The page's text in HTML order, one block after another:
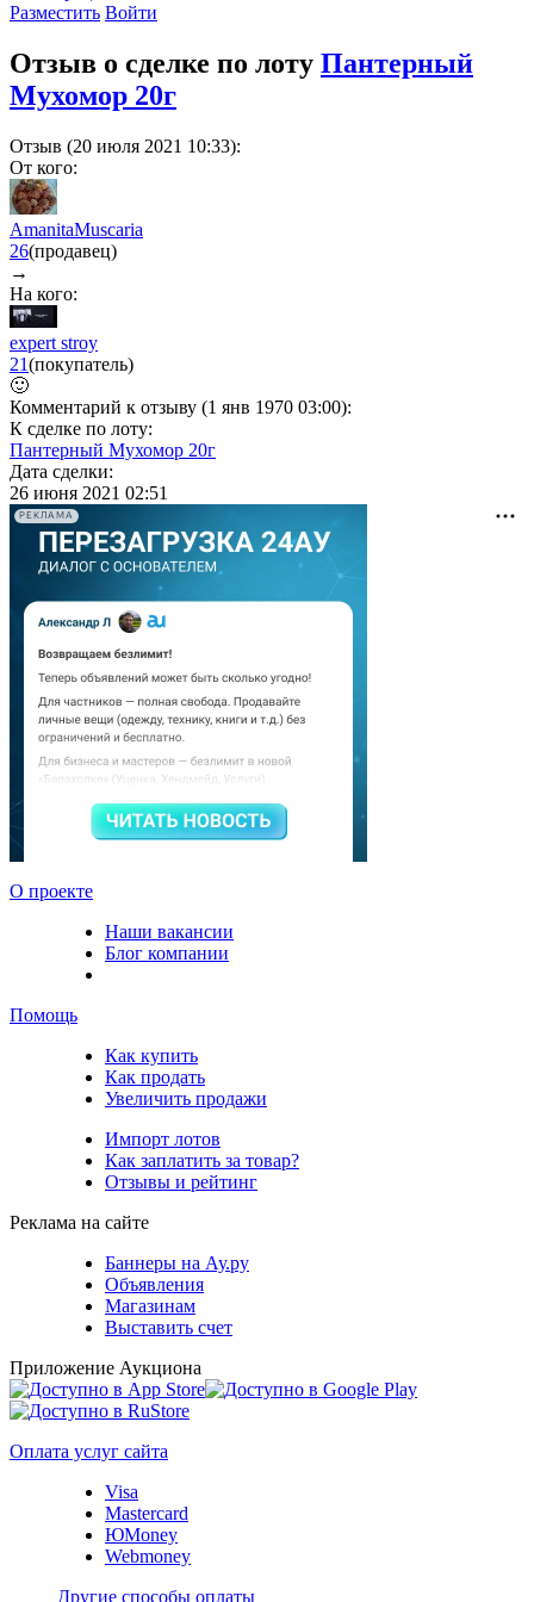
Разместить Войти
Отзыв о сделке по лоту Пантерный
Мухомор 20г
Отзыв (20 июля 2021 10:33):
От кого:
AmanitaMuscaria
26(продавец)
→
На кого:
expert stroy
21(покупатель)
🙂
Комментарий к отзыву (1 янв 1970 03:00):
К сделке по лоту:
Пантерный Мухомор 20г
Дата сделки:
26 июня 2021 02:51
РЕКЛАМА
О проекте
Наши вакансии
Блог компании
Помощь
Как купить
Как продать
Увеличить продажи
Импорт лотов
Как заплатить за товар?
Отзывы и рейтинг
Реклама на сайте
Баннеры на Ау.ру
Объявления
Магазинам
Выставить счет
Приложение Аукциона
Оплата услуг сайта
Visa
Mastercard
ЮMoney
Webmoney
Другие способы оплаты